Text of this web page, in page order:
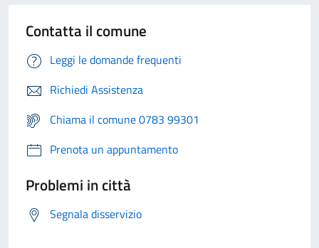
Contatta il comune
Leggi le domande frequenti
Richiedi Assistenza
Chiama il comune 0783 99301
Prenota un appuntamento
Problemi in città
Segnala disservizio